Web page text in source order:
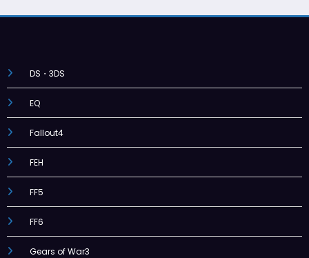
DS・3DS
EQ
Fallout4
FEH
FF5
FF6
Gears of War3